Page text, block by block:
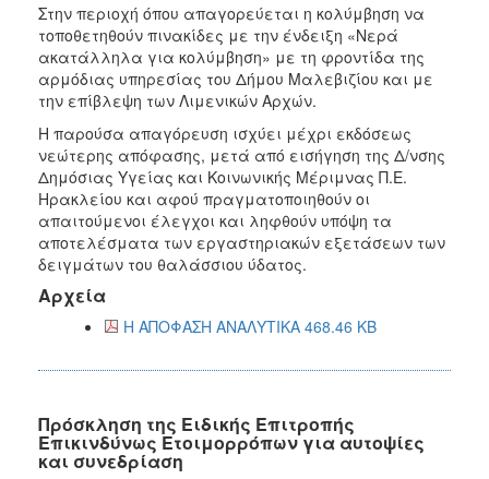
Στην περιοχή όπου απαγορεύεται η κολύμβηση να
τοποθετηθούν πινακίδες με την ένδειξη «Νερά
ακατάλληλα για κολύμβηση» με τη φροντίδα της
αρμόδιας υπηρεσίας του Δήμου Μαλεβιζίου και με
την επίβλεψη των Λιμενικών Αρχών.
Η παρούσα απαγόρευση ισχύει μέχρι εκδόσεως
νεώτερης απόφασης, μετά από εισήγηση της Δ/νσης
Δημόσιας Υγείας και Κοινωνικής Μέριμνας Π.Ε.
Ηρακλείου και αφού πραγματοποιηθούν οι
απαιτούμενοι έλεγχοι και ληφθούν υπόψη τα
αποτελέσματα των εργαστηριακών εξετάσεων των
δειγμάτων του θαλάσσιου ύδατος.
Αρχεία
Η ΑΠΟΦΑΣΗ ΑΝΑΛΥΤΙΚΑ 468.46 KB
Πρόσκληση της Ειδικής Επιτροπής
Επικινδύνως Ετοιμορρόπων για αυτοψίες
και συνεδρίαση